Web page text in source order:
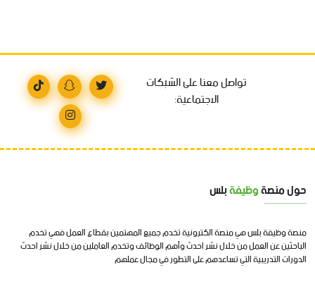
تواصل معنا على الشبكات
الاجتماعية:
حول منصةوظيفةبلس
منصة وظيفة بلس هي منصة الكترونية تخدم جميع المهتمين بقطاع العمل فهي تخدم
الباحثين عن العمل من خلال نشر احدث وأهم الوظائف وتخدم العاملين من خلال نشر احدث
الدورات التدريبية التي تساعدهم على التطور في مجال عملهم